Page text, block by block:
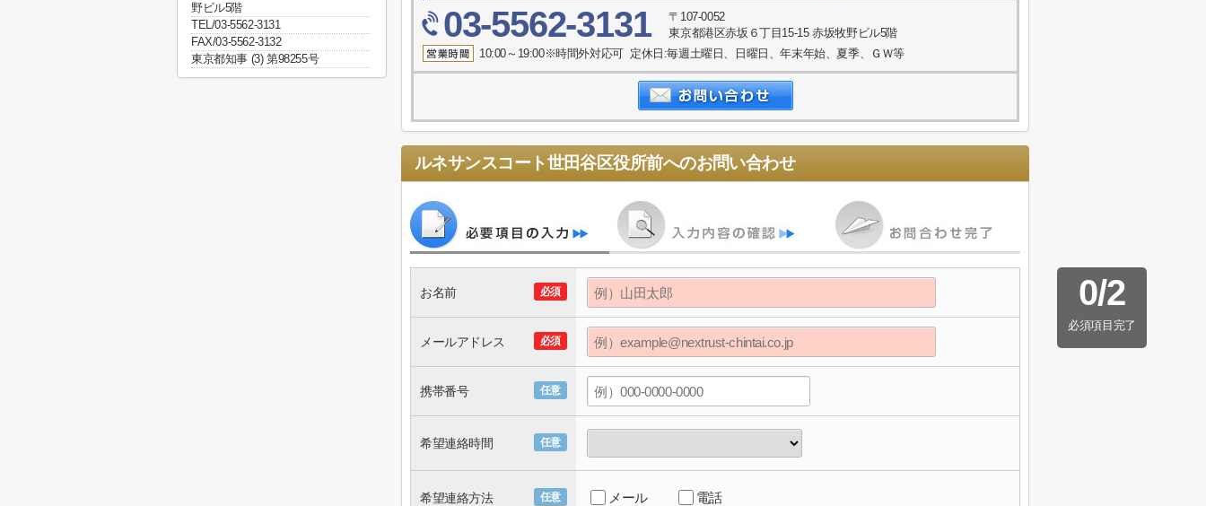
03-5562-3131
〒107-0052
東京都港区赤坂６丁目15-15 赤坂牧野ビル5階
10:00～19:00※時間外対応可 定休日:毎週土曜日、日曜日、年末年始、夏季、ＧＷ等
ルネサンスコート世田谷区役所前へのお問い合わせ
0/2
必須項目完了
必須
お名前
必須
メールアドレス
任意
携帯番号
任意
希望連絡時間
任意
希望連絡方法 メール 電話
野ビル5階
TEL/03-5562-3131
FAX/03-5562-3132
東京都知事 (3) 第98255号